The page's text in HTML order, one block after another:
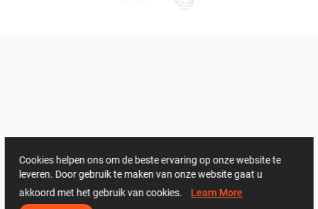
Cookies helpen ons om de beste ervaring op onze website te
leveren. Door gebruik te maken van onze website gaat u
akkoord met het gebruik van cookies. Learn More